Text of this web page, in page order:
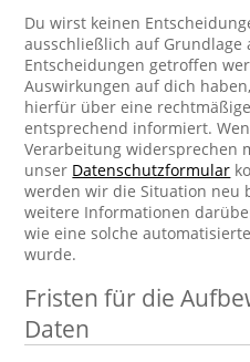
Du wirst keinen
ausschließlich auf
Entscheidungen getroffen
Auswirkungen auf dich
hierfür über eine
entsprechend informiert.
Verarbeitung widersprechen
unser Datenschutzformular
werden wir die Situation neu
weitere Informationen
wie eine solche
wurde.
Fristen für die
Daten